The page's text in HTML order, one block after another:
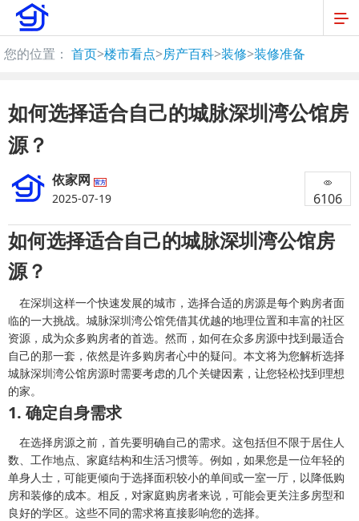
您的位置： 首页>楼市看点>房产百科>装修>装修准备
如何选择适合自己的城脉深圳湾公馆房
源？
依家网 官方
2025-07-19 6106
如何选择适合自己的城脉深圳湾公馆房
源？
在深圳这样一个快速发展的城市，选择合适的房源是每个购房者面
临的一大挑战。城脉深圳湾公馆凭借其优越的地理位置和丰富的社区
资源，成为众多购房者的首选。然而，如何在众多房源中找到最适合
自己的那一套，依然是许多购房者心中的疑问。本文将为您解析选择
城脉深圳湾公馆房源时需要考虑的几个关键因素，让您轻松找到理想
的家。
1. 确定自身需求
在选择房源之前，首先要明确自己的需求。这包括但不限于居住人
数、工作地点、家庭结构和生活习惯等。例如，如果您是一位年轻的
单身人士，可能更倾向于选择面积较小的单间或一室一厅，以降低购
房和装修的成本。相反，对家庭购房者来说，可能会更关注多房型和
良好的学区。这些不同的需求将直接影响您的选择。